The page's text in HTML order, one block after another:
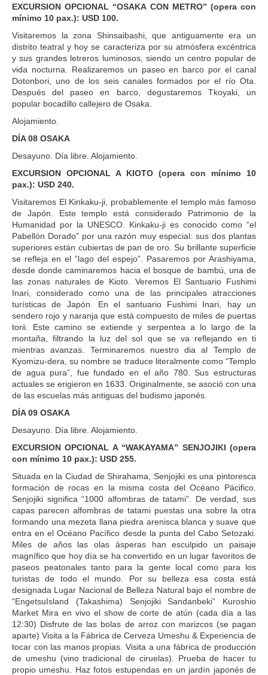
EXCURSION OPCIONAL “OSAKA CON METRO” (opera con
mínimo 10 pax.): USD 100.
Visitaremos la zona Shinsaibashi, que antiguamente era un
distrito teatral y hoy se caracteriza por su atmósfera excéntrica
y sus grandes letreros luminosos, siendo un centro popular de
vida nocturna. Realizaremos un paseo en barco por el canal
Dotonbori, uno de los seis canales formados por el río Ota.
Después del paseo en barco, degustaremos Tkoyaki, un
popular bocadillo callejero de Osaka.
Alojamiento.
DÍA 08 OSAKA
Desayuno. Día libre. Alojamiento.
EXCURSION OPCIONAL A KIOTO (opera con mínimo 10
pax.): USD 240.
Visitaremos El Kinkaku-ji, probablemente el templo más famoso
de Japón. Este templo está considerado Patrimonio de la
Humanidad por la UNESCO. Kinkaku-ji es conocido como “el
Pabellón Dorado” por una razón muy especial: sus dos plantas
superiores están cubiertas de pan de oro. Su brillante superficie
se refleja en el “lago del espejo”. Pasaremos por Arashiyama,
desde donde caminaremos hacia el bosque de bambú, una de
las zonas naturales de Kioto. Veremos El Santuario Fushimi
Inari, considerado como una de las principales atracciones
turísticas de Japón. En el santuario Fushimi Inari, hay un
sendero rojo y naranja que está compuesto de miles de puertas
torii. Este camino se extiende y serpentea a lo largo de la
montaña, filtrando la luz del sol que se va reflejando en ti
mientras avanzas. Terminaremos nuestro dia al Templo de
Kyomizu-dera, su nombre se traduce literalmente como “Templo
de agua pura”, fue fundado en el año 780. Sus estructuras
actuales se erigieron en 1633. Originalmente, se asoció con una
de las escuelas más antiguas del budismo japonés.
DÍA 09 OSAKA
Desayuno. Día libre. Alojamiento.
EXCURSION OPCIONAL A “WAKAYAMA” SENJOJIKI (opera
con mínimo 10 pax.): USD 255.
Situada en la Ciudad de Shirahama, Senjojiki es una pintoresca
formación de rocas en la misma costa del Océano Pácifico.
Senjojiki significa “1000 alfombras de tatami”. De verdad, sus
capas parecen alfombras de tatami puestas una sobre la otra
formando una mezeta llana piedra arenisca blanca y suave que
entra en el Océano Pacífico desde la punta del Cabo Setozaki.
Miles de años las olas ásperas han esculpido un paisaje
magnífico que hoy día se ha convertido en un lugar favoritos de
paseos peatonales tanto para la gente local como para los
turistas de todo el mundo. Por su belleza esa costa está
designada Lugar Nacional de Belleza Natural bajo el nombre de
“EngetsuIsland (Takashima) Senjojiki Sandanbeki” Kuroshio
Market Mira en vivo el show de corte de atún (cada día a las
12:30) Disfrute de las bolas de arroz con marizcos (se pagan
aparte) Visita a la Fábrica de Cerveza Umeshu & Experiencia de
tocar con las manos propias. Visita a una fábrica de producción
de umeshu (vino tradicional de ciruelas). Prueba de hacer tu
propio umeshu. Haz fotos estupendas en un jardín japonés de